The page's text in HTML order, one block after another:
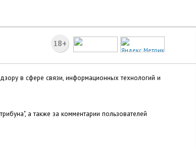
18+
в сфере связи, информационных технологий и
а также за комментарии пользователей